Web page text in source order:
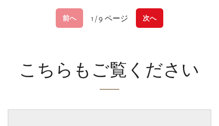
前へ 1 / 9 ページ 次へ
こちらもご覧ください